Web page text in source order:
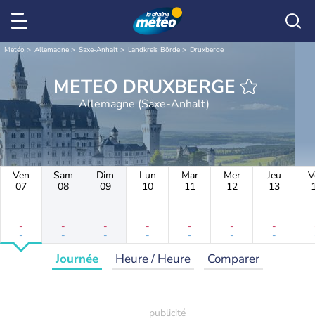
Météo Allemagne Saxe-Anhalt Landkreis Börde Druxberge
METEO DRUXBERGE
Allemagne (Saxe-Anhalt)
Ven
07
-
-
Sam
08
-
-
Dim
09
-
-
Lun
10
-
-
Mar
11
-
-
Mer
12
-
-
Jeu
13
-
-
Journée Heure / Heure Comparer